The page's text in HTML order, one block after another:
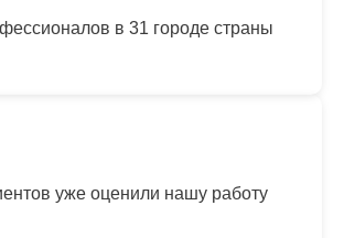
в 31 городе страны
уже оценили нашу работу